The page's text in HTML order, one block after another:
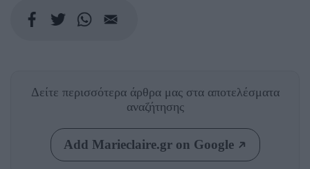
Δείτε περισσότερα άρθρα μας στα αποτελέσματα
αναζήτησης
Add Marieclaire.gr on Google